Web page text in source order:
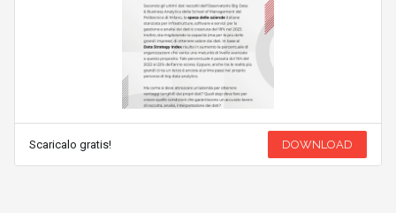
Scaricalo gratis! DOWNLOAD